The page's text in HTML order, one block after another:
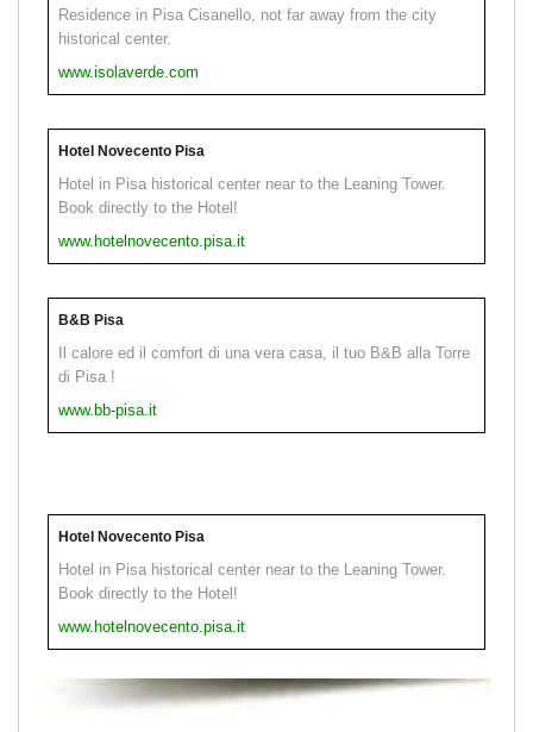
Residence in Pisa Cisanello, not far away from the city
historical center.
www.isolaverde.com
Hotel Novecento Pisa
Hotel in Pisa historical center near to the Leaning Tower.
Book directly to the Hotel!
www.hotelnovecento.pisa.it
B&B Pisa
Il calore ed il comfort di una vera casa, il tuo B&B alla Torre
di Pisa !
www.bb-pisa.it
Hotel Novecento Pisa
Hotel in Pisa historical center near to the Leaning Tower.
Book directly to the Hotel!
www.hotelnovecento.pisa.it